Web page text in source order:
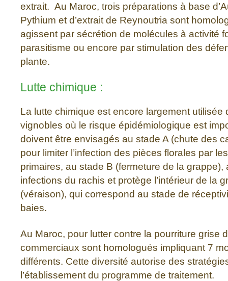
extrait. Au Maroc, trois préparations à base
Pythium et d’extrait de Reynoutria sont
agissent par sécrétion de molécules à activité
parasitisme ou encore par stimulation des
plante.
Lutte chimique :
La lutte chimique est encore largement utilisée
vignobles où le risque épidémiologique est
doivent être envisagés au stade A (chute des
pour limiter l’infection des pièces florales par
primaires, au stade B (fermeture de la grappe),
infections du rachis et protège l’intérieur de la
(véraison), qui correspond au stade de
baies.
Au Maroc, pour lutter contre la pourriture grise
commerciaux sont homologués impliquant 7
différents. Cette diversité autorise des
l’établissement du programme de traitement.